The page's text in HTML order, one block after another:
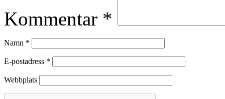
Kommentar *
Namn *
E-postadress *
Webbplats